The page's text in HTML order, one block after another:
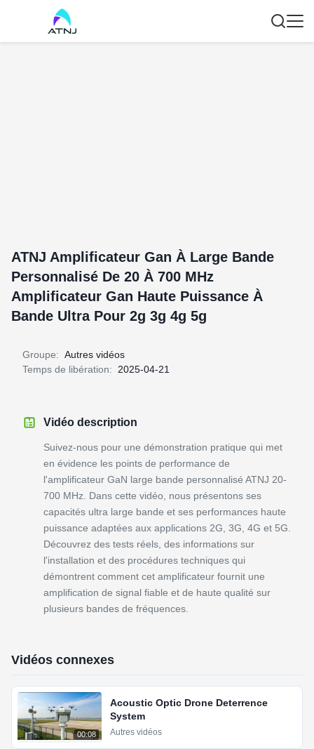
ATNJ Amplificateur Gan À Large Bande
Personnalisé De 20 À 700 MHz
Amplificateur Gan Haute Puissance À
Bande Ultra Pour 2g 3g 4g 5g
Groupe: Autres vidéos
Temps de libération:
2025-04-21
Vidéo description
Suivez-nous pour une démonstration pratique qui met
en évidence les points de performance de
l'amplificateur GaN large bande personnalisé ATNJ 20-
700 MHz. Dans cette vidéo, nous présentons ses
capacités ultra large bande et ses performances haute
puissance adaptées aux applications 2G, 3G, 4G et 5G.
Découvrez des tests réels, des informations sur
l'installation et des procédures techniques qui
démontrent comment cet amplificateur fournit une
amplification de signal fiable et de haute qualité sur
plusieurs bandes de fréquences.
Vidéos connexes
00:08
Acoustic Optic Drone Deterrence
System
Autres vidéos